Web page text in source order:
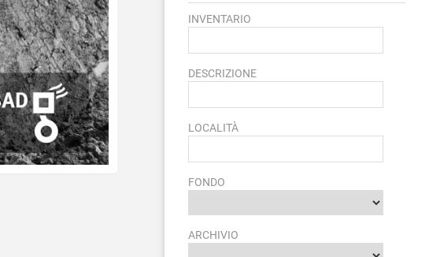
INVENTARIO
DESCRIZIONE
LOCALITÀ
FONDO
ARCHIVIO